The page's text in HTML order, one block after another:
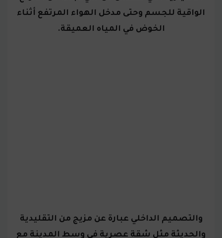
الواقية للجسم وحتى مدخل الهواء المرتفع أثناء
الخوض في المياه العميقة.
والتصميم الداخلي عبارة عن مزيج من التقليدية
والحديثة مثل شقة عصرية في وسط المدينة مع